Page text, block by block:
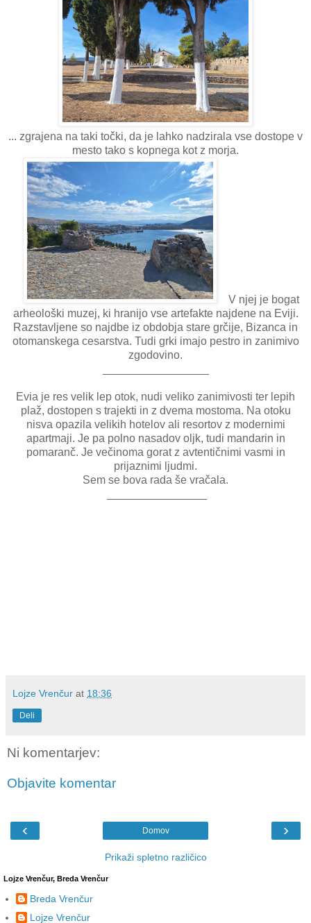
... zgrajena na taki točki, da je lahko nadzirala vse dostope v
mesto tako s kopnega kot z morja.
V njej je bogat
arheološki muzej, ki hranijo vse artefakte najdene na Eviji.
Razstavljene so najdbe iz obdobja stare grčije, Bizanca in
otomanskega cesarstva. Tudi grki imajo pestro in zanimivo
zgodovino.
Evia je res velik lep otok, nudi veliko zanimivosti ter lepih
plaž, dostopen s trajekti in z dvema mostoma. Na otoku
nisva opazila velikih hotelov ali resortov z modernimi
apartmaji. Je pa polno nasadov oljk, tudi mandarin in
pomaranč. Je večinoma gorat z avtentičnimi vasmi in
prijaznimi ljudmi.
Sem se bova rada še vračala.
Lojze Vrenčur at 18:36
Deli
Ni komentarjev:
Objavite komentar
‹ ›
Domov
Prikaži spletno različico
Lojze Vrenčur, Breda Vrenčur
Breda Vrenčur
Lojze Vrenčur